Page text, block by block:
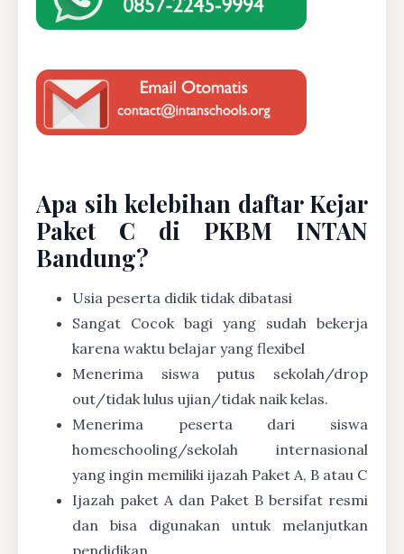
Apa sih kelebihan daftar Kejar
Paket C di PKBM INTAN
Bandung?
Usia peserta didik tidak dibatasi
Sangat Cocok bagi yang sudah bekerja
karena waktu belajar yang flexibel
Menerima siswa putus sekolah/drop
out/tidak lulus ujian/tidak naik kelas.
Menerima peserta dari siswa
homeschooling/sekolah internasional
yang ingin memiliki ijazah Paket A, B atau C
Ijazah paket A dan Paket B bersifat resmi
dan bisa digunakan untuk melanjutkan
pendidikan